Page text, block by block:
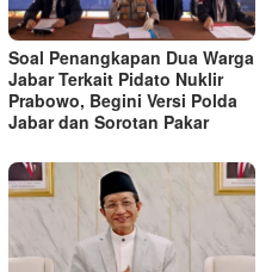
Soal Penangkapan Dua Warga
Jabar Terkait Pidato Nuklir
Prabowo, Begini Versi Polda
Jabar dan Sorotan Pakar